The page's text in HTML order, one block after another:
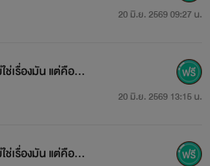
20 มิ.ย. 2569 09:27 น.
เรื่องมัน แต่คือเธ
20 มิ.ย. 2569 13:15 น.
เรื่องมัน แต่คือเธ